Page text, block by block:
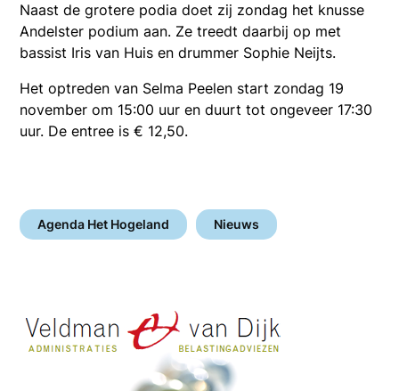
Naast de grotere podia doet zij zondag het knusse
Andelster podium aan. Ze treedt daarbij op met
bassist Iris van Huis en drummer Sophie Neijts.
Het optreden van Selma Peelen start zondag 19
november om 15:00 uur en duurt tot ongeveer 17:30
uur. De entree is € 12,50.
Agenda Het Hogeland Nieuws